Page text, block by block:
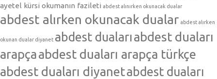
ayetel kürsi okumanın fazileti abdest alınırken okunacak dualar
abdest alırken okunacak dualar abdest alırken
okunan dualar diyanet abdest dualarıabdest duaları
arapçaabdest duaları arapça türkçe
abdest duaları diyanetabdest duaları